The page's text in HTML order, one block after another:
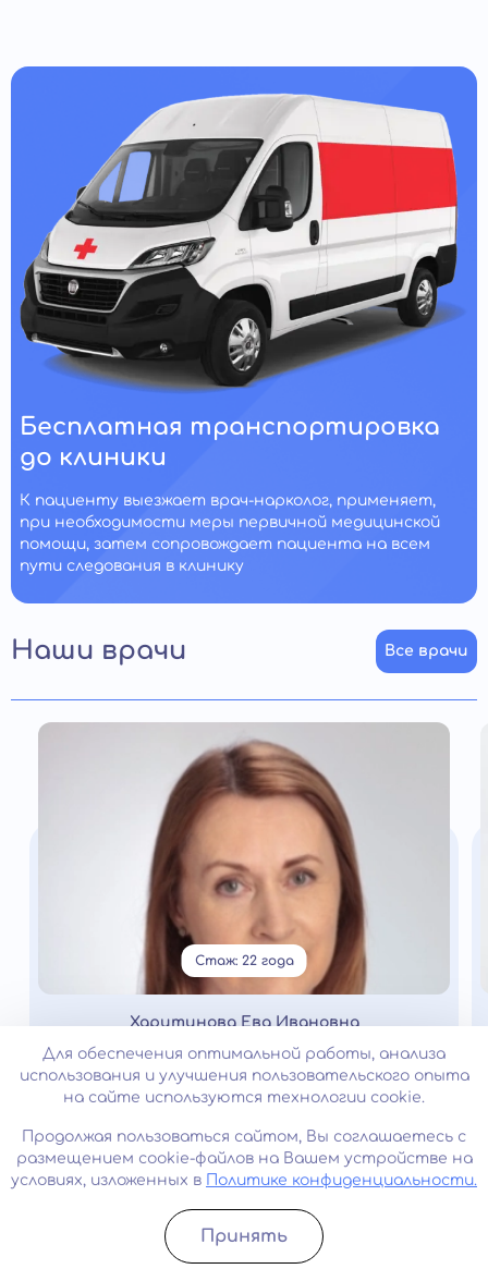
Бесплатная транспортировка
до клиники
К пациенту выезжает врач-нарколог, применяет,
при необходимости меры первичной медицинской
помощи, затем сопровождает пациента на всем
пути следования в клинику
Наши врачи Все врачи
Стаж: 22 года
Харитинова Ева Ивановна
Нарколог
Лицензии и сертификаты
Записатьcя
Для обеспечения оптимальной работы, анализа
использования и улучшения пользовательского опыта
на сайте используются технологии cookie.
Продолжая пользоваться сайтом, Вы соглашаетесь с
размещением cookie-файлов на Вашем устройстве на
условиях, изложенных в
Политике конфиденциальности.
Принять